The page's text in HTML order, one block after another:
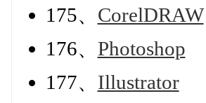
175、 CorelDRAW
176、 Photoshop
177、 Illustrator